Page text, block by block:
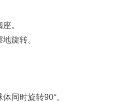
。
旋转。
同时旋转90°。